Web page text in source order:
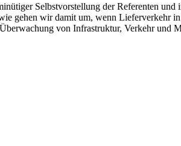
Selbstvorstellung der Referenten und
gehen wir damit um, wenn Lieferverkehr
von Infrastruktur, Verkehr und